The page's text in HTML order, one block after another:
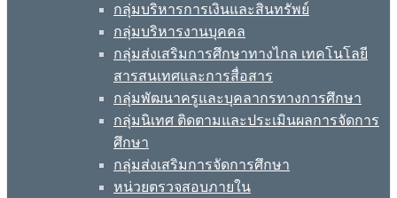
กลุ่มบริหารการเงินและสินทรัพย์
กลุ่มบริหารงานบุคคล
กลุ่มส่งเสริมการศึกษาทางไกล เทคโนโลยี
สารสนเทศและการสื่อสาร
กลุ่มพัฒนาครูและบุคลากรทางการศึกษา
กลุ่มนิเทศ ติดตามและประเมินผลการจัดการ
ศึกษา
กลุ่มส่งเสริมการจัดการศึกษา
หน่วยตรวจสอบภายใน